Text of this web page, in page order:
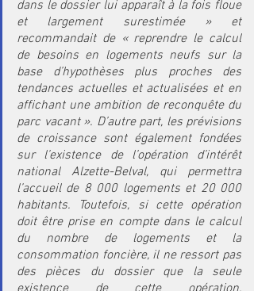
dans le dossier lui apparaît à la fois floue
et largement surestimée » et
recommandait de « reprendre le calcul
de besoins en logements neufs sur la
base d’hypothèses plus proches des
tendances actuelles et actualisées et en
affichant une ambition de reconquête du
parc vacant ». D’autre part, les prévisions
de croissance sont également fondées
sur l’existence de l’opération d’intérêt
national Alzette-Belval, qui permettra
l’accueil de 8 000 logements et 20 000
habitants. Toutefois, si cette opération
doit être prise en compte dans le calcul
du nombre de logements et la
consommation foncière, il ne ressort pas
des pièces du dossier que la seule